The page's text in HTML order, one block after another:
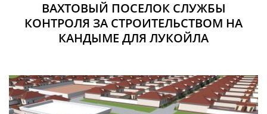
ВАХТОВЫЙ ПОСЕЛОК СЛУЖБЫ
КОНТРОЛЯ ЗА СТРОИТЕЛЬСТВОМ НА
КАНДЫМЕ ДЛЯ ЛУКОЙЛА